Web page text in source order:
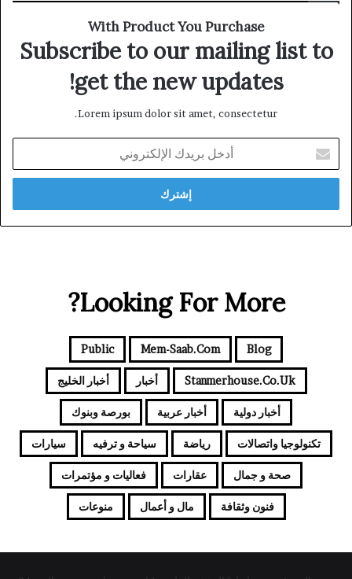
With Product You Purchase
Subscribe to our mailing list to
get the new updates!
Lorem ipsum dolor sit amet, consectetur.
بريدك
الإلكتروني
Looking For More?
Blog
Mem-Saab.com
Public
Stanmerhouse.co.uk أخبار أخبار الخليج
أخبار دولية أخبار عربية بورصة وبنوك
تكنولوجيا واتصالات رياضة سياحة و ترفيه سيارات
صحة و جمال عقارات فعاليات و مؤتمرات
فنون وثقافة مال و أعمال منوعات